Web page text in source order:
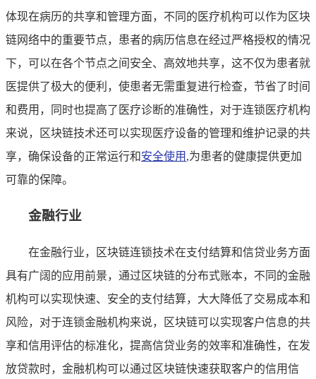
体现在病历的共享和管理方面，不同的医疗机构可以作为区块
链网络中的重要节点，患者的病历信息在经过严格授权的情况
下，可以在各个节点之间安全、高效地共享，这不仅为患者就
医提供了极大的便利，使患者无需重复进行检查，节省了时间
和费用，同时也提高了医疗诊断的准确性，对于连锁医疗机构
来说，区块链技术还可以实现医疗设备的管理和维护记录的共
享，确保设备的正常运行和安全使用 ,为患者的健康提供更加
可靠的保障。
金融行业
在金融行业，区块链连锁技术在支付结算和信贷业务方面
具有广阔的应用前景，通过区块链的分布式账本，不同的金融
机构可以实现快速、安全的支付结算，大大降低了交易成本和
风险，对于连锁金融机构来说，区块链可以实现客户信息的共
享和信用评估的标准化，提高信贷业务的效率和准确性，在发
放贷款时，金融机构可以通过区块链快速获取客户的信用信